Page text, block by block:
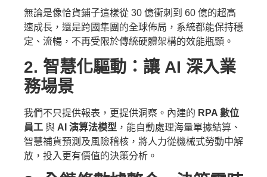
無論是像恰貨鋪子這樣從 30 億衝刺到 60 億的超高
速成長，還是跨國集團的全球佈局，系統都能保持穩
定、流暢，不再受限於傳統硬體架構的效能瓶頸。
2. 智慧化驅動：讓 AI 深入業
務場景
我們不只提供報表，更提供洞察。內建的 RPA 數位
員工 與 AI 演算法模型 ，能自動處理海量單據結算、
智慧補貨預測及風險稽核，將人力從機械式勞動中解
放，投入更有價值的決策分析。